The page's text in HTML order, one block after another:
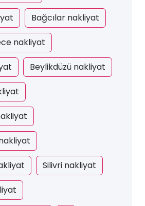
Bağcılar nakliyat
nakliyat
Beylikdüzü nakliyat
Silivri nakliyat